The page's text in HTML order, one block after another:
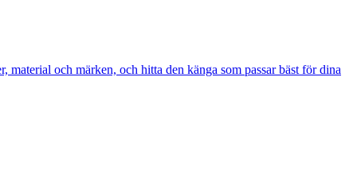
och märken, och hitta den känga som passar bäst för dina